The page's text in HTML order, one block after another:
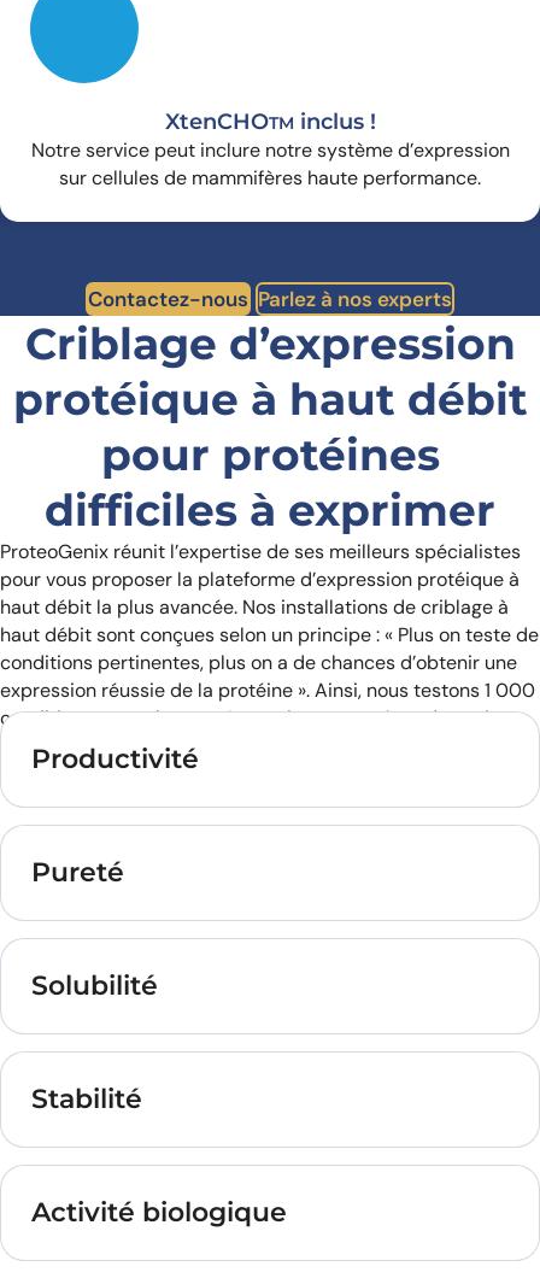
XtenCHOTM inclus !
Notre service peut inclure notre système d’expression
sur cellules de mammifères haute performance.
Contactez-nous Parlez à nos experts
Criblage d’expression
protéique à haut débit
pour protéines
difficiles à exprimer
ProteoGenix réunit l’expertise de ses meilleurs spécialistes
pour vous proposer la plateforme d’expression protéique à
haut débit la plus avancée. Nos installations de criblage à
haut débit sont conçues selon un principe : « Plus on teste de
conditions pertinentes, plus on a de chances d’obtenir une
expression réussie de la protéine ». Ainsi, nous testons 1 000
conditions en seulement 4 semaines pour répondre, voire
dépasser, vos attentes sur :
Productivité
Pureté
Solubilité
Stabilité
Activité biologique